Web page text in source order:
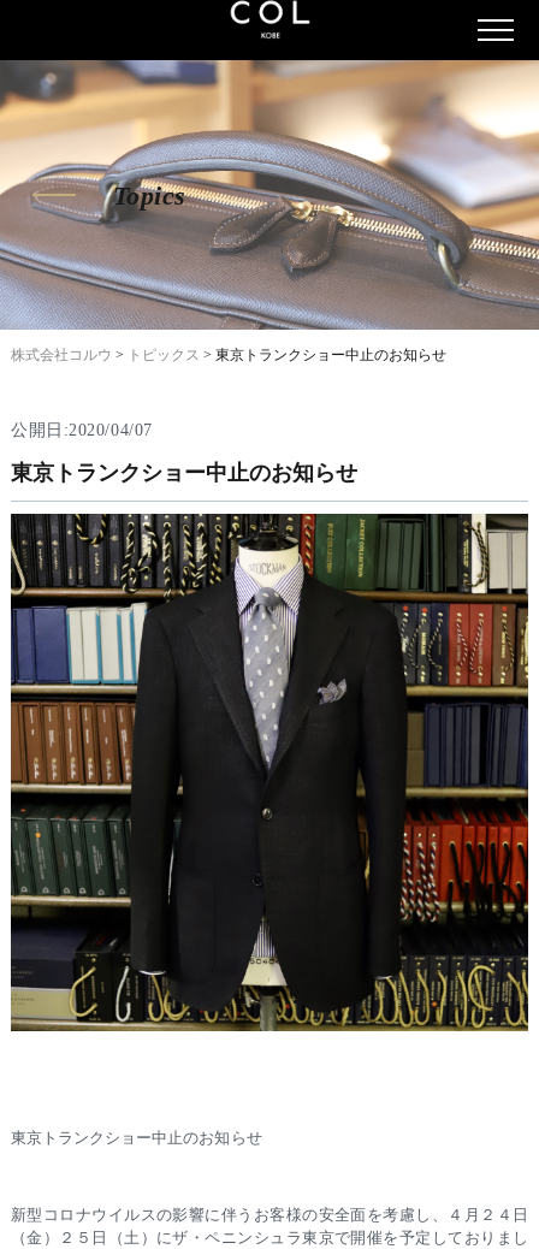
Topics
株式会社コルウ > トピックス > 東京トランクショー中止のお知らせ
公開日:2020/04/07
東京トランクショー中止のお知らせ
東京トランクショー中止のお知らせ
新型コロナウイルスの影響に伴うお客様の安全面を考慮し、４月２４日
（金）２５日（土）にザ・ペニンシュラ東京で開催を予定しておりまし